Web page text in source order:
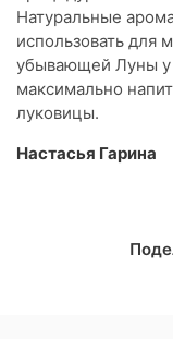
Натуральные
использовать для
убывающей Луны у
максимально
луковицы.
Настасья Гарина